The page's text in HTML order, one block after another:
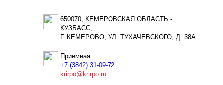
650070, КЕМЕРОВСКАЯ ОБЛАСТЬ -
КУЗБАСС,
Г. КЕМЕРОВО, УЛ. ТУХАЧЕВСКОГО, Д. 38А
Приемная:
+7 (3842) 31-09-72
krirpo@krirpo.ru